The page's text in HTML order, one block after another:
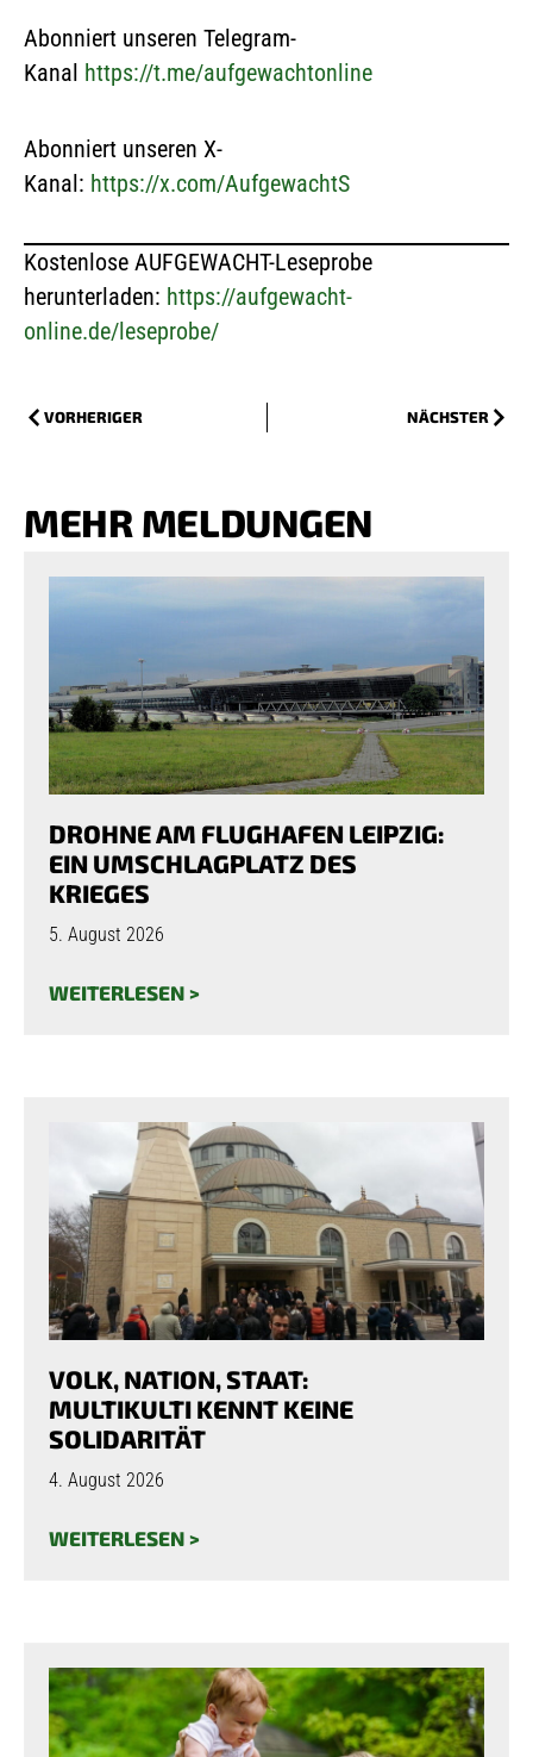
Abonniert unseren Telegram-
Kanal https://t.me/aufgewachtonline
Abonniert unseren X-
Kanal: https://x.com/AufgewachtS
Kostenlose AUFGEWACHT-Leseprobe
herunterladen: https://aufgewacht-
online.de/leseprobe/
VORHERIGER NÄCHSTER
MEHR MELDUNGEN
DROHNE AM FLUGHAFEN LEIPZIG:
EIN UMSCHLAGPLATZ DES
KRIEGES
5. August 2026
WEITERLESEN >
VOLK, NATION, STAAT:
MULTIKULTI KENNT KEINE
SOLIDARITÄT
4. August 2026
WEITERLESEN >